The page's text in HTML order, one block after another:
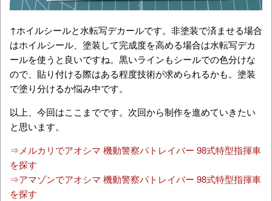
↑ホイルシールと水転写デカールです。非塗装で済ませる場合
はホイルシール、塗装して完成度を高める場合は水転写デカ
ールを使うと良いですね。黒いラインもシールでの色分けな
ので、貼り付ける際はある程度技術が求められるかも。塗装
で塗り分けるか悩み中です。
以上、今回はここまでです。次回から制作を進めていきたい
と思います。
⇒メルカリでアオシマ 機動警察パトレイバー 98式特型指揮車
を探す
⇒アマゾンでアオシマ 機動警察パトレイバー 98式特型指揮車
を探す